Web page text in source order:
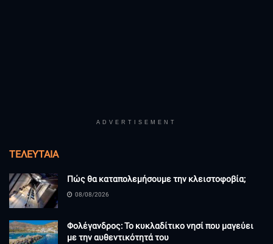
ADVERTISEMENT
ΤΕΛΕΥΤΑΊΑ
Πώς θα καταπολεμήσουμε την κλειστοφοβία;
08/08/2026
Φολέγανδρος: Το κυκλαδίτικο νησί που μαγεύει
με την αυθεντικότητά του